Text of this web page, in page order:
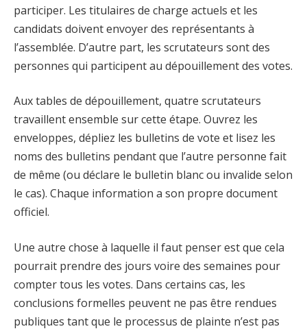
participer. Les titulaires de charge actuels et les
candidats doivent envoyer des représentants à
l’assemblée. D’autre part, les scrutateurs sont des
personnes qui participent au dépouillement des votes.
Aux tables de dépouillement, quatre scrutateurs
travaillent ensemble sur cette étape. Ouvrez les
enveloppes, dépliez les bulletins de vote et lisez les
noms des bulletins pendant que l’autre personne fait
de même (ou déclare le bulletin blanc ou invalide selon
le cas). Chaque information a son propre document
officiel.
Une autre chose à laquelle il faut penser est que cela
pourrait prendre des jours voire des semaines pour
compter tous les votes. Dans certains cas, les
conclusions formelles peuvent ne pas être rendues
publiques tant que le processus de plainte n’est pas